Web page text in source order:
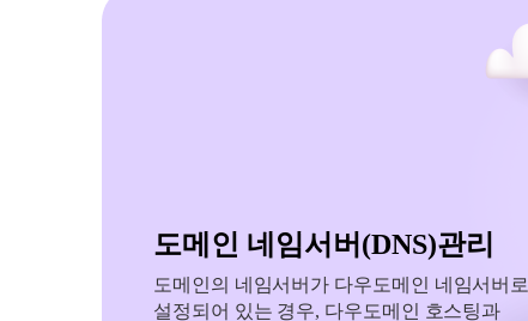
도메인 네임서버(DNS)관리
도메인의 네임서버가 다우도메인 네임서버로
설정되어 있는 경우, 다우도메인 호스팅과